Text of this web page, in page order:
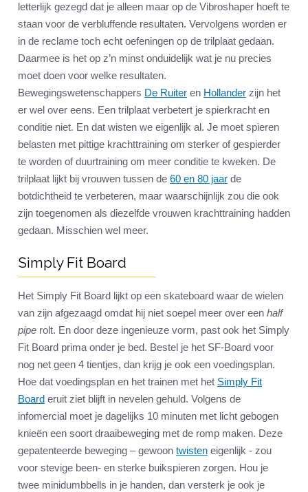
letterlijk gezegd dat je alleen maar op de Vibroshaper hoeft te
staan voor de verbluffende resultaten. Vervolgens worden er
in de reclame toch echt oefeningen op de trilplaat gedaan.
Daarmee is het op z’n minst onduidelijk wat je nu precies
moet doen voor welke resultaten.
Bewegingswetenschappers De Ruiter en Hollander zijn het
er wel over eens. Een trilplaat verbetert je spierkracht en
conditie niet. En dat wisten we eigenlijk al. Je moet spieren
belasten met pittige krachttraining om sterker of gespierder
te worden of duurtraining om meer conditie te kweken. De
trilplaat lijkt bij vrouwen tussen de 60 en 80 jaar de
botdichtheid te verbeteren, maar waarschijnlijk zou die ook
zijn toegenomen als diezelfde vrouwen krachttraining hadden
gedaan. Misschien wel meer.
Simply Fit Board
Het Simply Fit Board lijkt op een skateboard waar de wielen
van zijn afgezaagd omdat hij niet soepel meer over een half
pipe rolt. En door deze ingenieuze vorm, past ook het Simply
Fit Board prima onder je bed. Bestel je het SF-Board voor
nog net geen 4 tientjes, dan krijg je ook een voedingsplan.
Hoe dat voedingsplan en het trainen met het Simply Fit
Board eruit ziet blijft in nevelen gehuld. Volgens de
infomercial moet je dagelijks 10 minuten met licht gebogen
knieën een soort draaibeweging met de romp maken. Deze
gepatenteerde beweging – gewoon twisten eigenlijk - zou
voor stevige been- en sterke buikspieren zorgen. Hou je
twee minidumbbells in je handen, dan versterk je ook je